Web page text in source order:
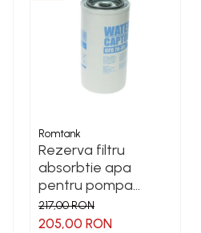
Romtank
Rezerva filtru
absorbtie apa
pentru pompa
motorina CFD 70-30
217,00 RON
205,00 RON